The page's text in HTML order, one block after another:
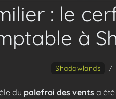
: le
à
Shadowlands /
du palefroi des vents a